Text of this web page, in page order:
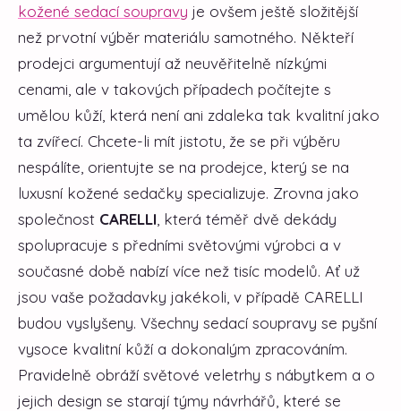
kožené sedací soupravy je ovšem ještě složitější
než prvotní výběr materiálu samotného. Někteří
prodejci argumentují až neuvěřitelně nízkými
cenami, ale v takových případech počítejte s
umělou kůží, která není ani zdaleka tak kvalitní jako
ta zvířecí. Chcete-li mít jistotu, že se při výběru
nespálíte, orientujte se na prodejce, který se na
luxusní kožené sedačky specializuje. Zrovna jako
společnost CARELLI , která téměř dvě dekády
spolupracuje s předními světovými výrobci a v
současné době nabízí více než tisíc modelů. Ať už
jsou vaše požadavky jakékoli, v případě CARELLI
budou vyslyšeny. Všechny sedací soupravy se pyšní
vysoce kvalitní kůží a dokonalým zpracováním.
Pravidelně obráží světové veletrhy s nábytkem a o
jejich design se starají týmy návrhářů, které se